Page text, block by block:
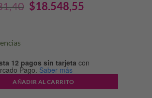
El
$24.731,40.
$18.548,55
$18.548,55.
12 pagos sin tarjeta con
Pago. Saber más
AÑADIR AL CARRITO